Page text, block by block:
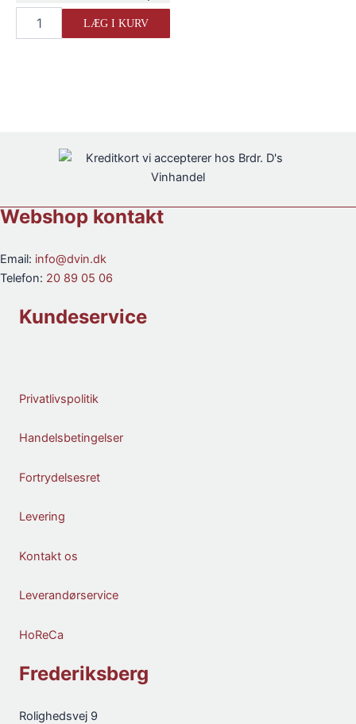
Cantina
LÆG I KURV
Webshop kontakt
Email: info@dvin.dk
Telefon: 20 89 05 06
Kundeservice
Privatlivspolitik
Handelsbetingelser
Fortrydelsesret
Levering
Kontakt os
Leverandørservice
HoReCa
Frederiksberg
Rolighedsvej 9